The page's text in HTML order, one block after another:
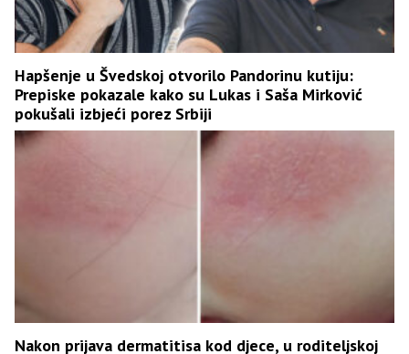
Hapšenje u Švedskoj otvorilo Pandorinu kutiju:
Prepiske pokazale kako su Lukas i Saša Mirković
pokušali izbjeći porez Srbiji
Nakon prijava dermatitisa kod djece, u roditeljskoj